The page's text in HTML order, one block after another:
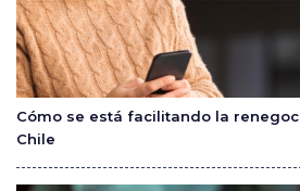
Cómo se está facilitando la
Chile